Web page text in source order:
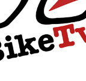
Che cos’è il
triathlon? Con
Simone Diamantini
– r